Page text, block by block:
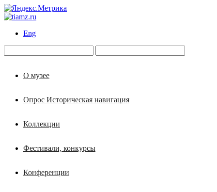
Eng
О музее
Опрос Историческая навигация
Коллекции
Фестивали, конкурсы
Конференции